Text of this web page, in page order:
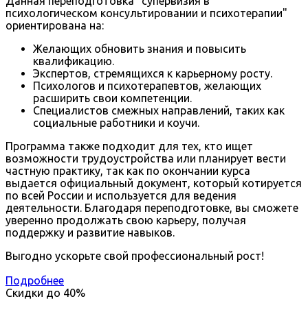
психологическом консультировании и психотерапии"
ориентирована на:
Желающих обновить знания и повысить
квалификацию.
Экспертов, стремящихся к карьерному росту.
Психологов и психотерапевтов, желающих
расширить свои компетенции.
Специалистов смежных направлений, таких как
социальные работники и коучи.
Программа также подходит для тех, кто ищет
возможности трудоустройства или планирует вести
частную практику, так как по окончании курса
выдается официальный документ, который котируется
по всей России и используется для ведения
деятельности. Благодаря переподготовке, вы сможете
уверенно продолжать свою карьеру, получая
поддержку и развитие навыков.
Выгодно ускорьте свой профессиональный рост!
Подробнее
Скидки до 40%